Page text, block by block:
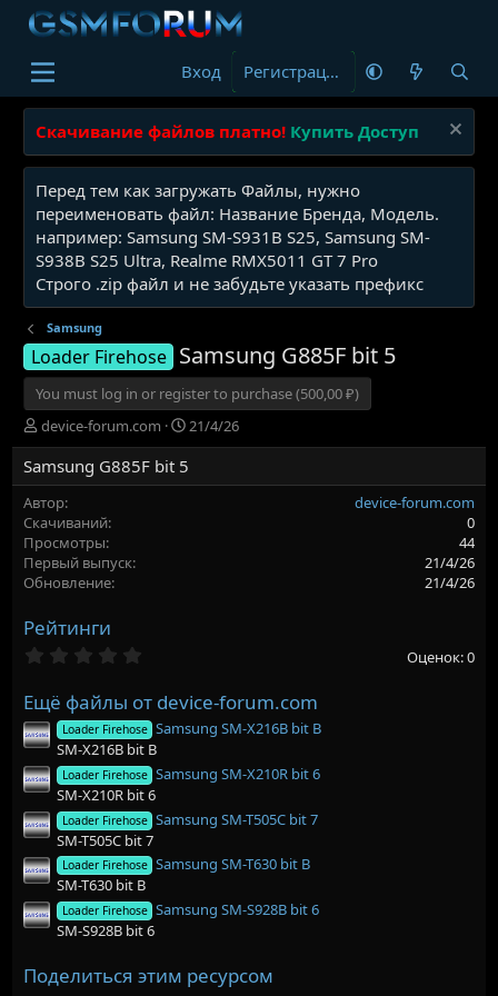
Вход Регистрация
Скачивание файлов платно! Купить Доступ
Перед тем как загружать Файлы, нужно
переименовать файл: Название Бренда, Модель.
например: Samsung SM-S931B S25, Samsung SM-
S938B S25 Ultra, Realme RMX5011 GT 7 Pro
Строго .zip файл и не забудьте указать префикс
Samsung
Loader Firehose Samsung G885F bit 5
You must log in or register to purchase (500,00 ₽)
А
в
т
о
р
device-forum.com
Д
а
а
21/4/26
Samsung G885F bit 5
Автор
device-forum.com
Скачиваний
0
Просмотры
44
Первый выпуск
21/4/26
Обновление
21/4/26
Рейтинги
0
з
в
ё
з
д
Оценок: 0
Ещё файлы от device-forum.com
Loader Firehose Samsung SM-X216B bit B
SM-X216B bit B
Loader Firehose Samsung SM-X210R bit 6
SM-X210R bit 6
Loader Firehose Samsung SM-T505C bit 7
SM-T505C bit 7
Loader Firehose Samsung SM-T630 bit B
SM-T630 bit B
Loader Firehose Samsung SM-S928B bit 6
SM-S928B bit 6
Поделиться этим ресурсом